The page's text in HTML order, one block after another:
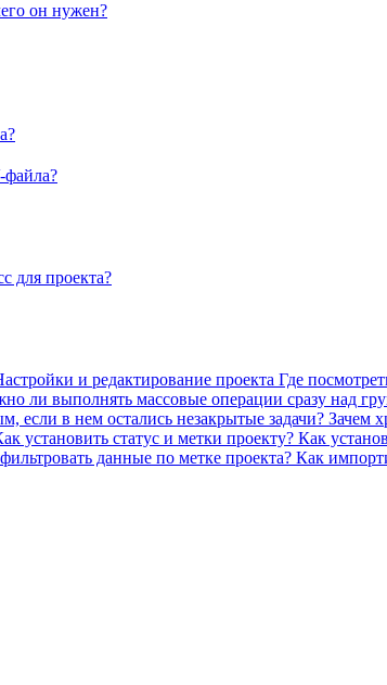
он нужен?
файла?
для проекта?
и редактирование проекта Где
ли выполнять массовые операции сразу над
если в нем остались незакрытые задачи? Зачем
установить статус и метки проекту? Как
данные по метке проекта? Как